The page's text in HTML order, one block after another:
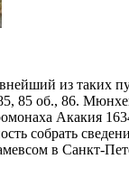
из таких
85 oб., 86.
Акакия
собрать
в Санкт-